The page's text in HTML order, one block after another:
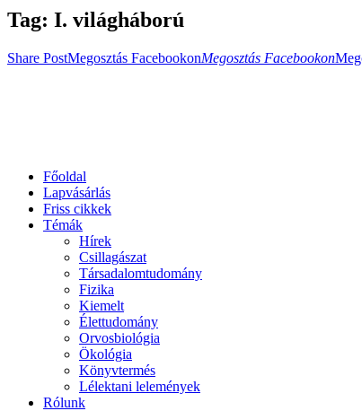
Tag: I. világháború
Share PostMegosztás FacebookonMegosztás Facebookon
Főoldal
Lapvásárlás
Friss cikkek
Témák
Hírek
Csillagászat
Társadalomtudomány
Fizika
Kiemelt
Élettudomány
Orvosbiológia
Ökológia
Könyvtermés
Lélektani lelemények
Rólunk